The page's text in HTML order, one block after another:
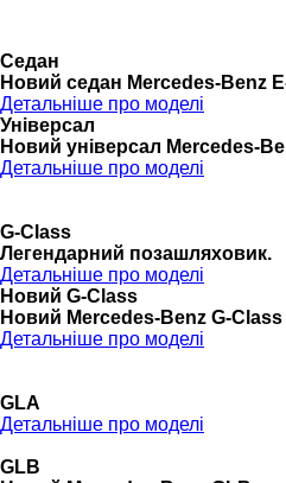
Седан
Новий седан Mercedes-Benz
Детальніше про моделі
Універсал
Новий універсал Mercedes-
Детальніше про моделі
G-Class
Легендарний позашляховик.
Детальніше про моделі
Новий G-Class
Новий Mercedes-Benz G-Class
Детальніше про моделі
GLA
Детальніше про моделі
GLB